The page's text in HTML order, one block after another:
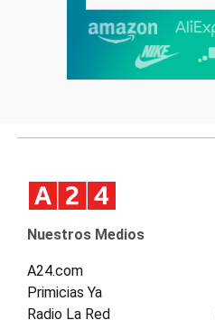
Nuestros Medios
A24.com
Primicias Ya
Radio La Red